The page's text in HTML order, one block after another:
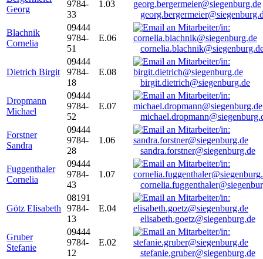
Georg
9784-
33
1.03
Blachnik
Cornelia
09444
9784-
51
E.06
Dietrich Birgit
09444
9784-
18
E.08
birgit.dietrich@siegenburg.de
Dropmann
Michael
09444
9784-
52
E.07
Forstner
Sandra
09444
9784-
28
1.06
sandra.forstner@siegenburg.de
Fuggenthaler
Cornelia
09444
9784-
43
1.07
Götz Elisabeth
08191
9784-
13
E.04
elisabeth.goetz@siegenburg.de
Gruber
Stefanie
09444
9784-
12
E.02
stefanie.gruber@siegenburg.de